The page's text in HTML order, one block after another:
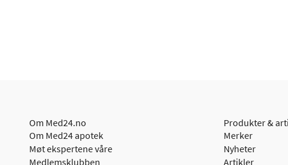
Om Med24.no
Om Med24 apotek
Møt ekspertene våre
Medlemsklubben
Produkter &
Merker
Nyheter
Artikler